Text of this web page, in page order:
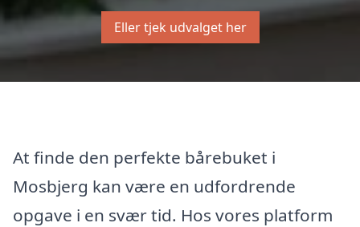
Eller tjek udvalget her
At finde den perfekte bårebuket i
Mosbjerg kan være en udfordrende
opgave i en svær tid. Hos vores platform